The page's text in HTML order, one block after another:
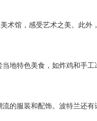
术馆，感受艺术之美。此外
地特色美食，如炸鸡和手
的服装和配饰。波特兰还